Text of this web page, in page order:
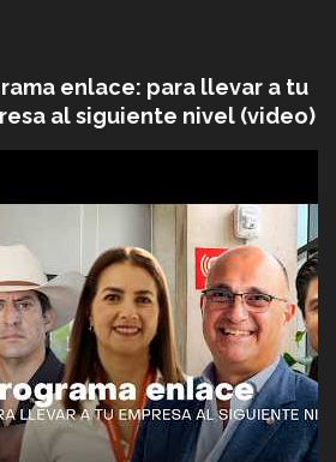
enlace: para llevar a tu
al siguiente nivel (video)